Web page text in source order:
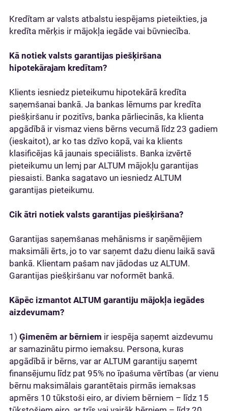
Kredītam ar valsts atbalstu iespējams pieteikties, ja
kredīta mērķis ir mājokļa iegāde vai būvniecība.
Kā notiek valsts garantijas piešķiršana
hipotekārajam kredītam?
Klients iesniedz pieteikumu hipotekārā kredīta
saņemšanai bankā. Ja bankas lēmums par kredīta
piešķiršanu ir pozitīvs, banka pārliecinās, ka klienta
apgādībā ir vismaz viens bērns vecumā līdz 23 gadiem
(ieskaitot), ar ko tas dzīvo kopā, vai ka klients
klasificējas kā jaunais speciālists. Banka izvērtē
pieteikumu un lemj par ALTUM mājokļu garantijas
piesaisti. Banka sagatavo un iesniedz ALTUM
garantijas pieteikumu.
Cik ātri notiek valsts garantijas piešķiršana?
Garantijas saņemšanas mehānisms ir saņēmējiem
maksimāli ērts, jo to var saņemt dažu dienu laikā savā
bankā. Klientam pašam nav jādodas uz ALTUM.
Garantijas piešķiršanu var noformēt bankā.
Kāpēc izmantot ALTUM garantiju mājokļa iegādes
aizdevumam?
1) Ģimenēm ar bērniem ir iespēja saņemt aizdevumu
ar samazinātu pirmo iemaksu. Persona, kuras
apgādībā ir bērns, var ar ALTUM garantiju saņemt
finansējumu līdz pat 95% no īpašuma vērtības (ar vienu
bērnu maksimālais garantētais pirmās iemaksas
apmērs 10 tūkstoši eiro, ar diviem bērniem – līdz 15